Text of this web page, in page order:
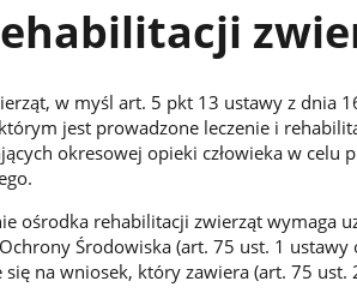
w myśl art. 5 pkt 13 ustawy z dnia
jest prowadzone leczenie i
okresowej opieki człowieka w celu
ośrodka rehabilitacji zwierząt wymaga
Środowiska (art. 75 ust. 1
na wniosek, który zawiera (art. 75